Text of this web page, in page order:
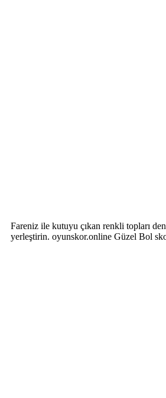
Fareniz ile kutuyu çıkan renkli topları
yerleştirin. oyunskor.online Güzel Bol